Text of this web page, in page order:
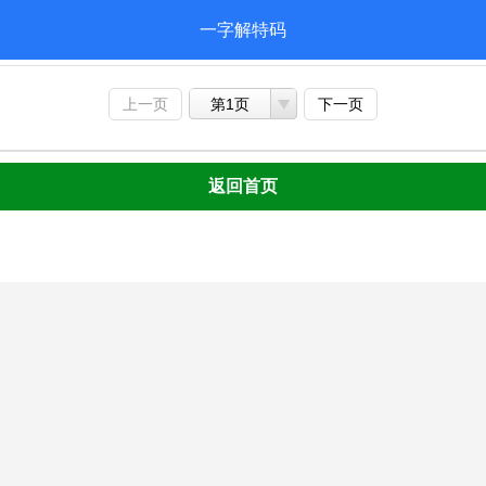
一字解特码
上一页 第1页 下一页
返回首页